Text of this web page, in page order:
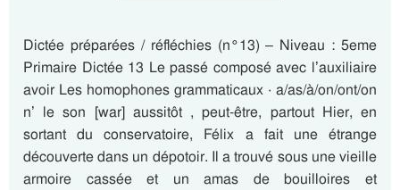
Dictée préparées / réfléchies (n°13) – Niveau : 5eme
Primaire Dictée 13 Le passé composé avec l’auxiliaire
avoir Les homophones grammaticaux · a/as/à/on/ont/on
n’ le son [war] aussitôt , peut-être, partout Hier, en
sortant du conservatoire, Félix a fait une étrange
découverte dans un dépotoir. Il a trouvé sous une vieille
armoire cassée et un amas de bouilloires et